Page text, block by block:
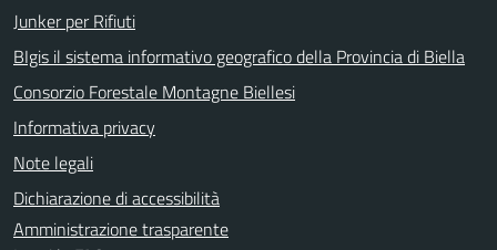
Junker per Rifiuti
BIgis il sistema informativo geografico della Provincia di Biella
Consorzio Forestale Montagne Biellesi
Informativa privacy
Note legali
Dichiarazione di accessibilità
Amministrazione trasparente